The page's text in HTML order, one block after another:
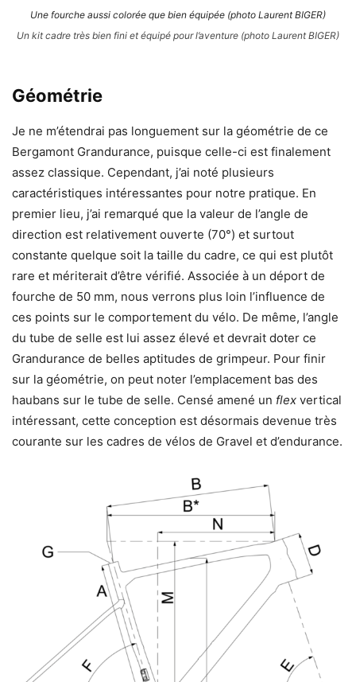
Une fourche aussi colorée que bien équipée (photo Laurent BIGER)
Un kit cadre très bien fini et équipé pour l’aventure (photo Laurent BIGER)
Géométrie
Je ne m’étendrai pas longuement sur la géométrie de ce
Bergamont Grandurance, puisque celle-ci est finalement
assez classique. Cependant, j’ai noté plusieurs
caractéristiques intéressantes pour notre pratique. En
premier lieu, j’ai remarqué que la valeur de l’angle de
direction est relativement ouverte (70°) et surtout
constante quelque soit la taille du cadre, ce qui est plutôt
rare et mériterait d’être vérifié. Associée à un déport de
fourche de 50 mm, nous verrons plus loin l’influence de
ces points sur le comportement du vélo. De même, l’angle
du tube de selle est lui assez élevé et devrait doter ce
Grandurance de belles aptitudes de grimpeur. Pour finir
sur la géométrie, on peut noter l’emplacement bas des
haubans sur le tube de selle. Censé amené un flex vertical
intéressant, cette conception est désormais devenue très
courante sur les cadres de vélos de Gravel et d’endurance.